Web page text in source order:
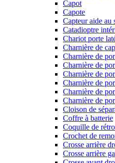
Capot
Capote
Capteur aide au
Catadioptre
Chariot porte
Charnière de
Charnière de
Charnière de
Charnière de
Charnière de
Charnière de
Charnière de
Cloison de
Coffre à batterie
Coquille de
Crochet de
Crosse arrière
Crosse arrière